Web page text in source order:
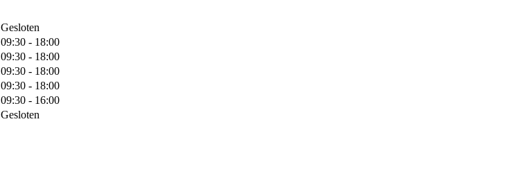
Gesloten
09:30 - 18:00
09:30 - 18:00
09:30 - 18:00
09:30 - 18:00
09:30 - 16:00
Gesloten